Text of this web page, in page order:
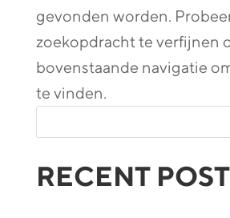
gevonden worden.
zoekopdracht te verfijnen
bovenstaande navigatie
te vinden.
RECENT